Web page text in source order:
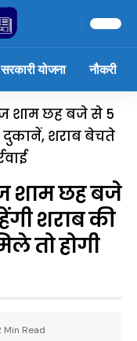
सरकारी योजना नौकरी
शाम छह बजे से 5
शराब बेचते
शाम छह बजे
शराब की
तो होगी
Min Read